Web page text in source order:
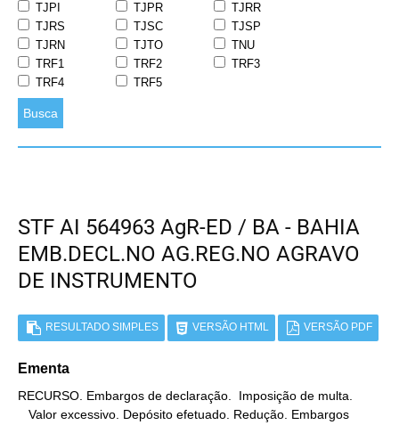
TJPI
TJPR
TJRR
TJRS
TJSC
TJSP
TJRN
TJTO
TNU
TRF1
TRF2
TRF3
TRF4
TRF5
Busca
STF AI 564963 AgR-ED / BA - BAHIA
EMB.DECL.NO AG.REG.NO AGRAVO
DE INSTRUMENTO
RESULTADO SIMPLES VERSÃO HTML VERSÃO PDF
Ementa
RECURSO. Embargos de declaração.  Imposição de multa.